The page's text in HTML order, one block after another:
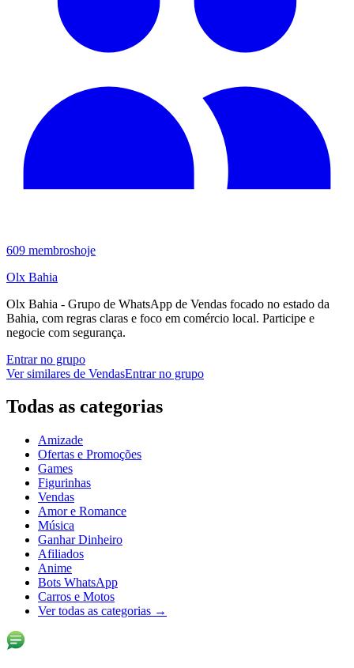
609 membroshoje
Olx Bahia
Olx Bahia - Grupo de WhatsApp de Vendas focado no estado da
Bahia, com regras claras e foco em comércio local. Participe e
negocie com segurança.
Entrar no grupo
Ver similares de VendasEntrar no grupo
Todas as categorias
Amizade
Ofertas e Promoções
Games
Figurinhas
Vendas
Amor e Romance
Música
Ganhar Dinheiro
Afiliados
Anime
Bots WhatsApp
Carros e Motos
Ver todas as categorias →